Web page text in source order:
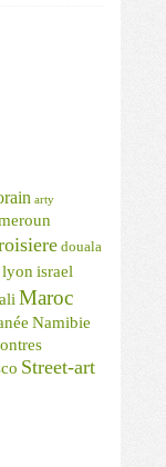
arty
douala
israel
Maroc
Namibie
Street-art